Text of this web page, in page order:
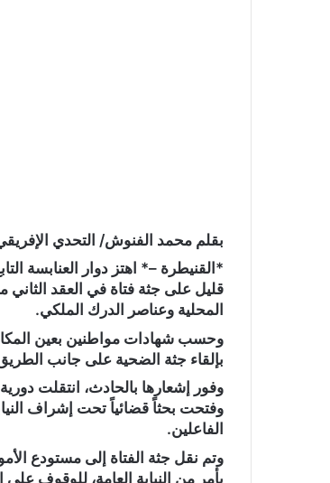
بقلم محمد الفنوش/ التحدي
*القنيطرة –* اهتز دوار العنابسة
قليل على جثة فتاة في العقد
المحلية وعناصر الدرك الملكي.
بإلقاء جثة الضحية على جانب
وفور إشعارها بالحادث، انتقلت
وفتحت بحثاً قضائياً تحت إشراف
الفاعلين.
وتم نقل جثة الفتاة إلى مستودع
بأمر من النيابة العامة، للوقوف